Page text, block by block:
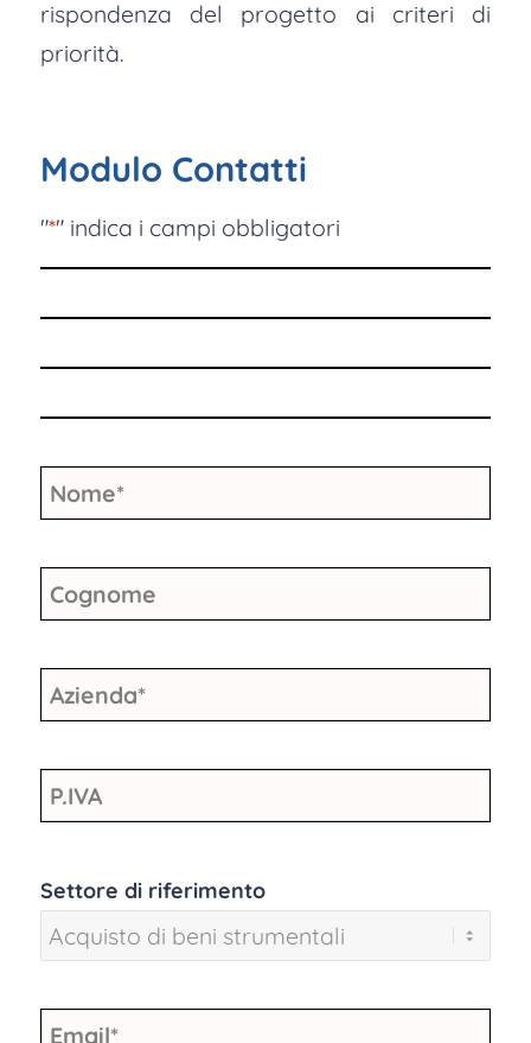
rispondenza del progetto ai criteri di
priorità.
Modulo Contatti
"*" indica i campi obbligatori
Nome *
Cognome
Azienda*
P.IVA
Settore di riferimento
Email*